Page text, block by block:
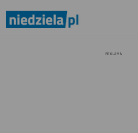
REKLAMA